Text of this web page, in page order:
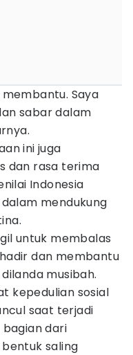
membantu. Saya
sabar dalam
ini juga
dan rasa terima
Indonesia
mendukung
untuk membalas
dan membantu
musibah.
kepedulian sosial
saat terjadi
dari
saling